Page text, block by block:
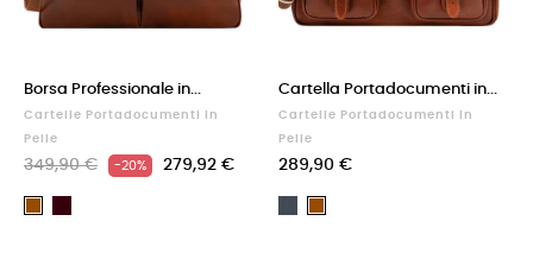
Borsa Professionale in...
Cartelle Portadocumenti In
Pelle
349,90 € -20% 279,92 €
Cartella Portadocumenti in...
Cartelle Portadocumenti In
Pelle
289,90 €